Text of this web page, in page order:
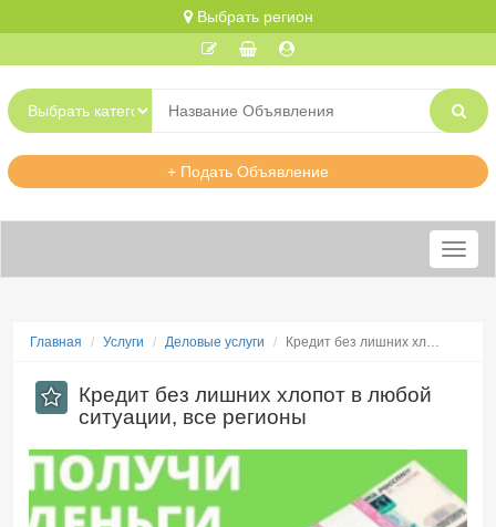
Выбрать регион
+ Подать Объявление
Меню
Главная Услуги Деловые услуги Кредит без лишних хл…
Кредит без лишних хлопот в любой
ситуации, все регионы